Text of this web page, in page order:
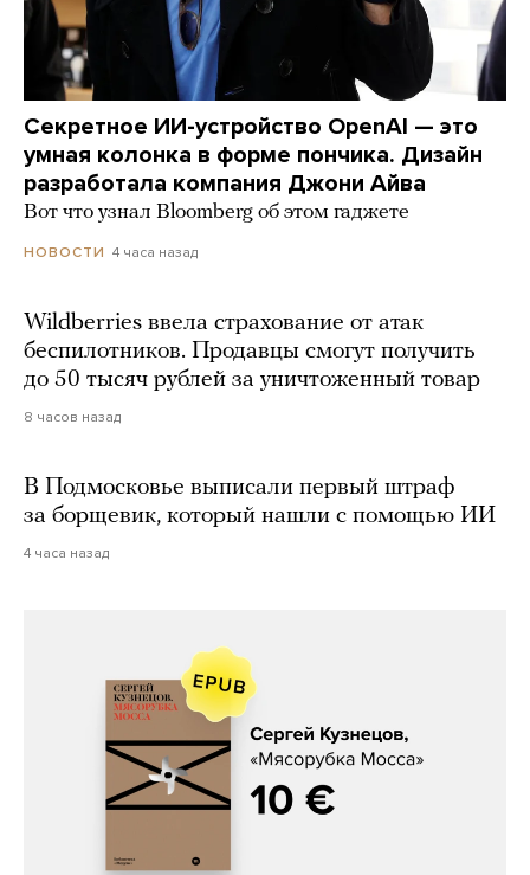
Секретное ИИ-устройство OpenAI — это
умная колонка в форме пончика. Дизайн
разработала компания Джони Айва
Вот что узнал Bloomberg об этом гаджете
НОВОСТИ 4 часа назад
Wildberries ввела страхование от атак
беспилотников. Продавцы смогут получить
до 50 тысяч рублей за уничтоженный товар
8 часов назад
В Подмосковье выписали первый штраф
за борщевик, который нашли с помощью ИИ
4 часа назад
Сергей Кузнецов, «Мясорубка